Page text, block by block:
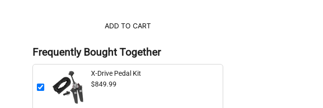
ADD TO CART
Frequently Bought Together
X-Drive Pedal Kit
$849.99